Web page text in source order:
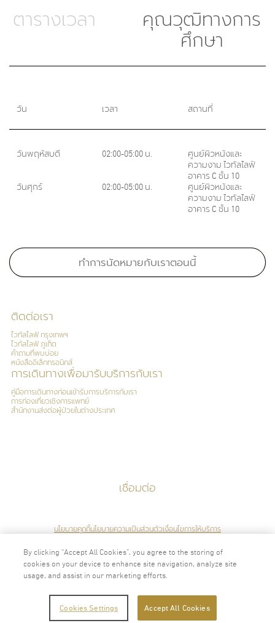
ตารางเวลา
คุณวุฒิทางการ
ศึกษา
วัน เวลา สถานที่
วันพฤหัสบดี 02:00-05:00 น.
ศูนย์ผิวหนังและ
ความงาม ไวทัลไลฟ์
อาคาร C ชั้น 10
วันศุกร์
02:00-05:00 น.
ศูนย์ผิวหนังและ
ความงาม ไวทัลไลฟ์
อาคาร C ชั้น 10
อังกฤษ
ทำการนัดหมายกับเราตอนนี้
ติดต่อเรา
ไวทัลไลฟ์ กรุงเทพฯ
ไวทัลไลฟ์ ภูเก็ต
คำถามที่พบบ่อย
หนังสืออิเล็กทรอนิกส์
การเดินทางเพื่อมารับบริการกับเรา
คู่มือการเดินทางก่อนเข้ารับการบริการกับเรา
การท่องเที่ยวเชิงการแพทย์
สำนักงานส่งต่อผู้ป่วยในต่างประเทศ
เชื่อมต่อ
นโยบายคุกกี้นโยบายความเป็นส่วนตัวเงื่อนไขการให้บริการ
2024 © ลิขสิทธิ์ ศูนย์ส่งเสริมสุขภาพไวทัลไลฟ์
By clicking “Accept All Cookies”, you agree to the storing of
cookies on your device to enhance site navigation, analyze site
usage, and assist in our marketing efforts.
Cookies Settings Accept All Cookies